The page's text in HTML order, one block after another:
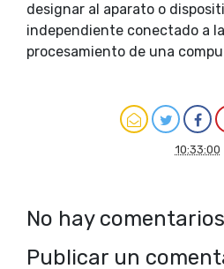
designar al aparato o
independiente conectado a
procesamiento de una
10:33:00
No hay
Publicar un